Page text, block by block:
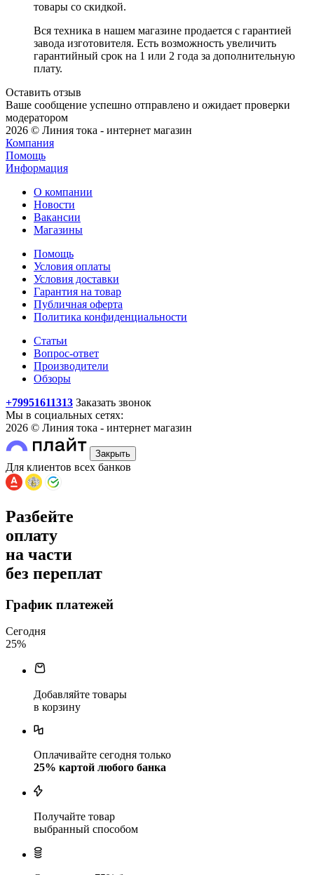
товары со скидкой.
Вся техника в нашем магазине продается с гарантией
завода изготовителя. Есть возможность увеличить
гарантийный срок на 1 или 2 года за дополнительную
плату.
Оставить отзыв
Ваше сообщение успешно отправлено и ожидает проверки
модератором
2026 © Линия тока - интернет магазин
Компания
Помощь
Информация
О компании
Новости
Вакансии
Магазины
Помощь
Условия оплаты
Условия доставки
Гарантия на товар
Публичная оферта
Политика конфиденциальности
Статьи
Вопрос-ответ
Производители
Обзоры
+79951611313 Заказать звонок
Мы в социальных сетях:
2026 © Линия тока - интернет магазин
Закрыть
Для клиентов всех банков
Разбейте
оплату
на части
без переплат
График платежей
Сегодня
25%
Добавляйте товары
в корзину
Оплачивайте сегодня только
25% картой любого банка
Получайте товар
выбранный способом